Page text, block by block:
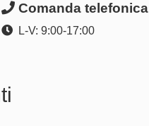
Comanda telefonica
L-V: 9:00-17:00